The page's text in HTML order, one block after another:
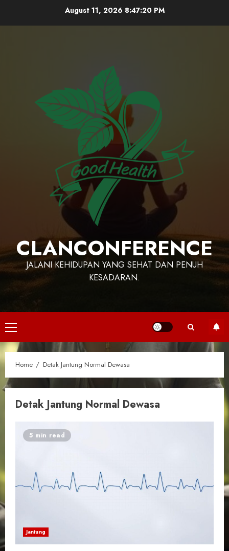
August 11, 2026 8:47:21 PM
CLANCONFERENCE
JALANI KEHIDUPAN YANG SEHAT DAN PENUH
KESADARAN.
Primary
Menu
Home Detak Jantung Normal Dewasa
Detak Jantung Normal Dewasa
5 min read
Jantung